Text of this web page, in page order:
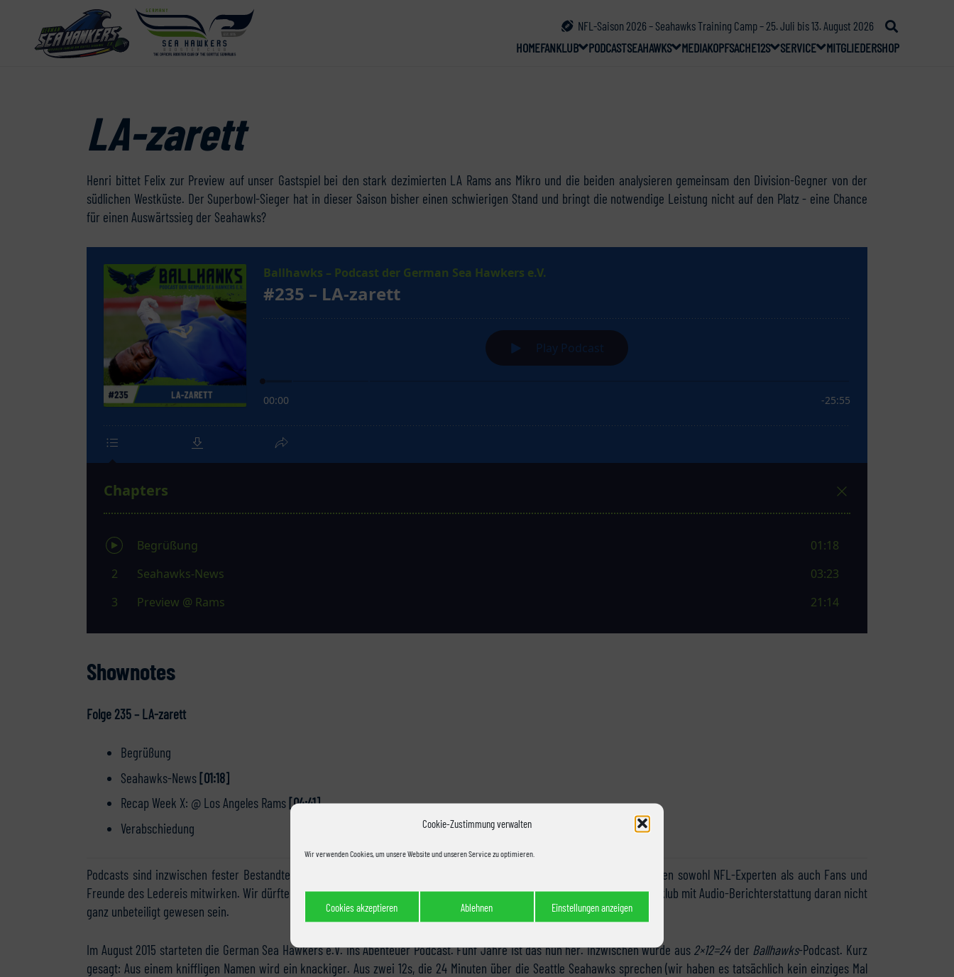
Cookie-Zustimmung verwalten
Wir verwenden Cookies, um unsere Website und unseren Service zu optimieren.
Cookies akzeptieren Ablehnen Einstellungen anzeigen
NFL-Saison 2026 – Seahawks Training Camp – 25. Juli bis 13. August 2026
HOMEFANKLUB PODCASTSEAHAWKS MEDIAKOPFSACHE12S SERVICE MITGLIEDERSHOP
LA-zarett
Henri bittet Felix zur Preview auf unser Gastspiel bei den stark dezimierten LA Rams ans Mikro und die beiden analysieren gemeinsam den Division-Gegner von der
südlichen Westküste. Der Superbowl-Sieger hat in dieser Saison bisher einen schwierigen Stand und bringt die notwendige Leistung nicht auf den Platz - eine Chance
für einen Auswärtssieg der Seahawks?
Shownotes
Folge 235 – LA-zarett
Begrüßung
Seahawks-News[01:18]
Recap Week X: @ Los Angeles Rams[04:41]
Verabschiedung
Podcasts sind inzwischen fester Bestandteil von American-Football-Deutschland. Überall entstehen neue Projekte, an denen sowohl NFL-Experten als auch Fans und
Freunde des Ledereis mitwirken. Wir dürften als einer der ersten NFL-Podcast auf dem deutschen Markt und als erster Fanklub mit Audio-Berichterstattung daran nicht
ganz unbeteiligt gewesen sein.
Im August 2015 starteten die German Sea Hawkers e.V. ins Abenteuer Podcast. Fünf Jahre ist das nun her. Inzwischen wurde aus 2×12=24der Ballhawks-Podcast. Kurz
gesagt: Aus einem kniffligen Namen wird ein knackiger. Aus zwei 12s, die 24 Minuten über die Seattle Seahawks sprechen (wir haben es tatsächlich kein einziges Mal